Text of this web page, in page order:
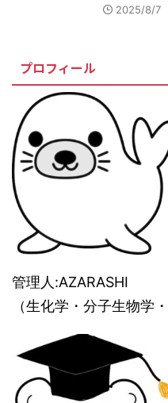
2025/8/7
プロフィール
管理人:AZARASHI
（生化学・分子生物学